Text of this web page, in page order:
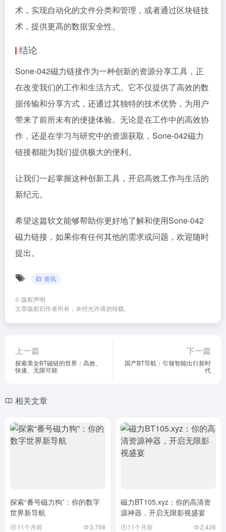
术，实现自动化的文件分类和管理，或者通过区块链技
术，提供更高的数据安全性。
结论
Sone-042磁力链接作为一种创新的资源分享工具，正
在改变我们的工作和生活方式。它不仅提供了高效的数
据传输和分享方式，还通过其独特的技术优势，为用户
带来了前所未有的便捷体验。无论是在工作中的高效协
作，还是在学习与研究中的资源获取，Sone-042磁力
链接都能为我们提供极大的便利。
让我们一起掌握这种创新工具，开启高效工作与生活的
新纪元。
希望这篇软文能够帮助你更好地了解和使用Sone-042
磁力链接，如果你有任何其他的需求或问题，欢迎随时
提出。
资讯
© 版权声明
文章版权归作者所有，未经允许请勿转载。
上一篇
探索美女BT磁链的世界：高效、
快速、无限可能
下一篇
国产BT导航：引领智能出行新时
代
相关文章
探索“番号磁力狗”：你的数字
世界新导航
11个月前 3,768
磁力BT105.xyz：你的高清资
源神器，开启无限影视盛宴
11个月前 2,426